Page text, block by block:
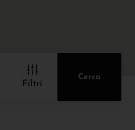
Filtri
Cerca